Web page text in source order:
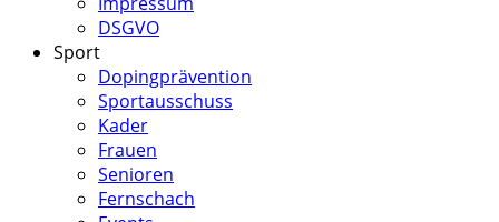
DSGVO
Sport
Dopingprävention
Sportausschuss
Kader
Frauen
Senioren
Fernschach